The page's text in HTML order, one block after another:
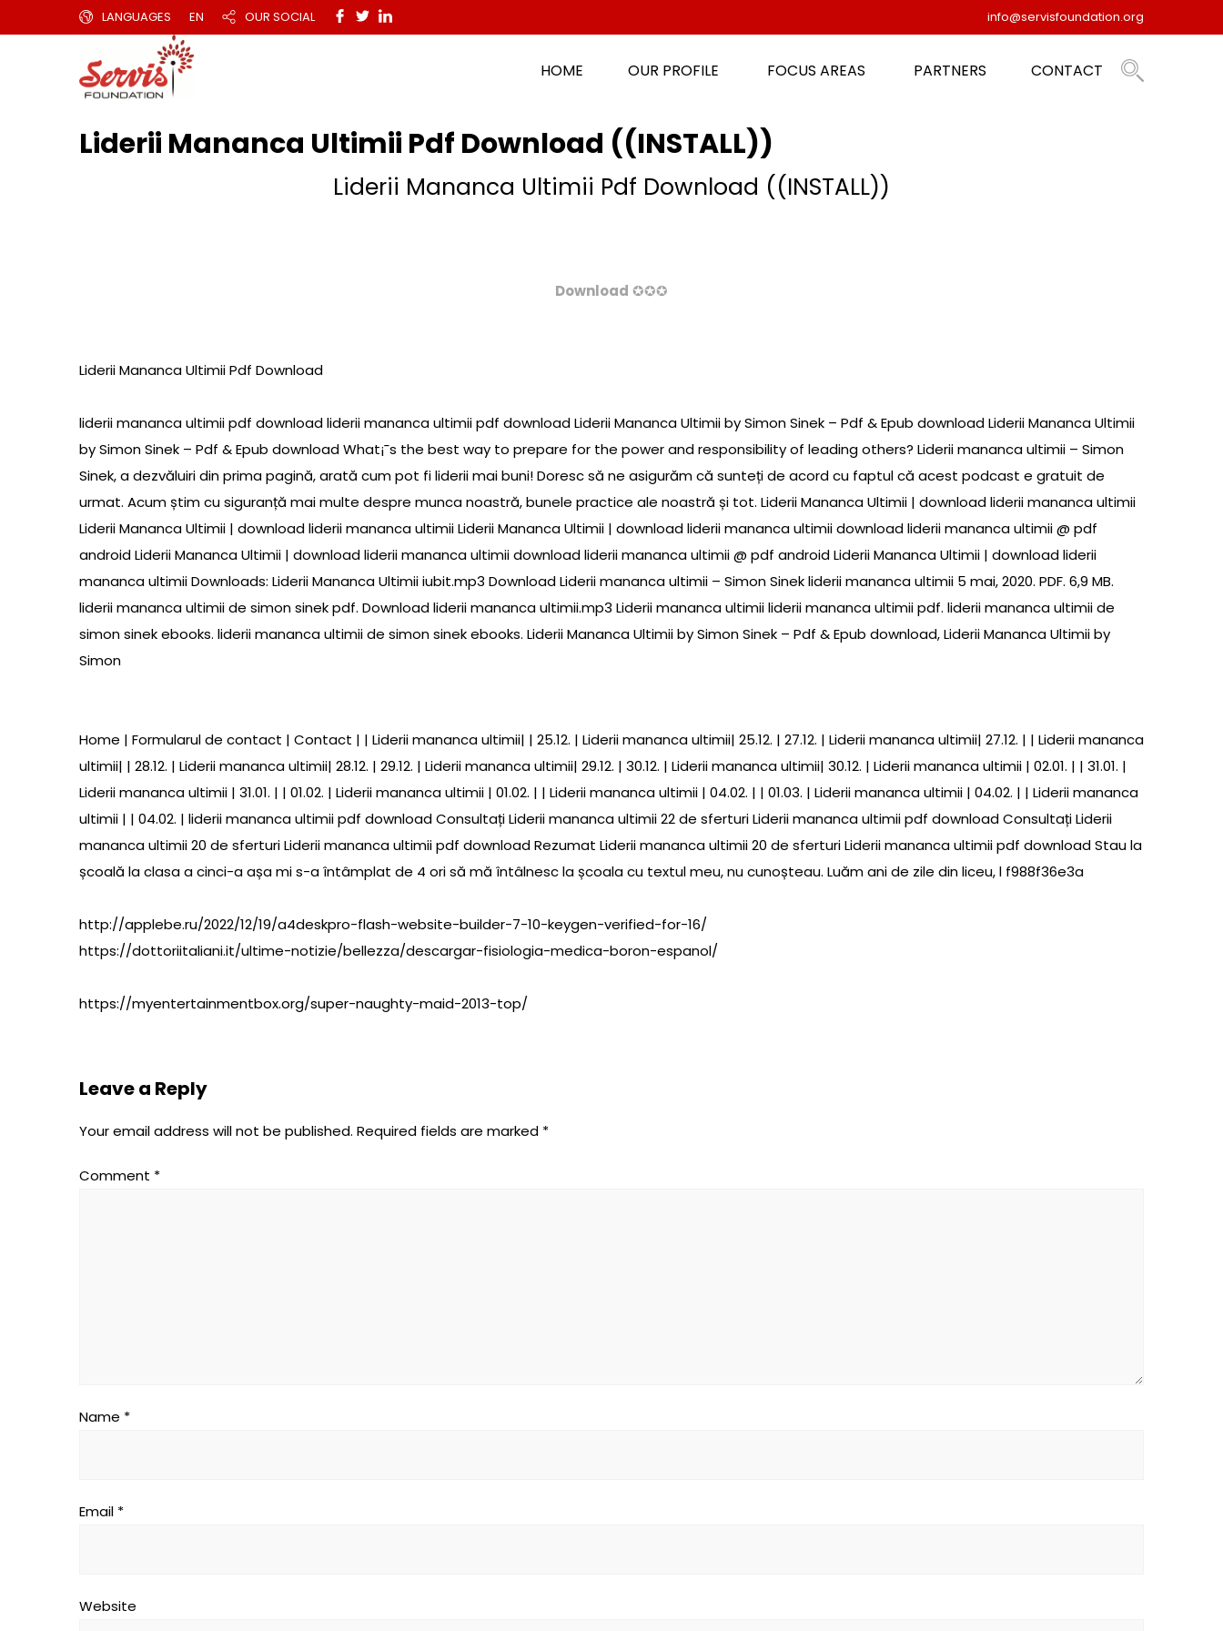
LANGUAGES EN OUR SOCIAL info@servisfoundation.org
HOME OUR PROFILE FOCUS AREAS PARTNERS CONTACT
Liderii Mananca Ultimii Pdf Download ((INSTALL))
Liderii Mananca Ultimii Pdf Download ((INSTALL))
Download ✪✪✪
Liderii Mananca Ultimii Pdf Download
liderii mananca ultimii pdf download liderii mananca ultimii pdf download Liderii Mananca Ultimii by Simon Sinek – Pdf & Epub download Liderii Mananca Ultimii
by Simon Sinek – Pdf & Epub download What¡¯s the best way to prepare for the power and responsibility of leading others? Liderii mananca ultimii – Simon
Sinek, a dezvăluiri din prima pagină, arată cum pot fi liderii mai buni! Doresc să ne asigurăm că sunteți de acord cu faptul că acest podcast e gratuit de
urmat. Acum știm cu siguranță mai multe despre munca noastră, bunele practice ale noastră și tot. Liderii Mananca Ultimii | download liderii mananca ultimii
Liderii Mananca Ultimii | download liderii mananca ultimii Liderii Mananca Ultimii | download liderii mananca ultimii download liderii mananca ultimii @ pdf
android Liderii Mananca Ultimii | download liderii mananca ultimii download liderii mananca ultimii @ pdf android Liderii Mananca Ultimii | download liderii
mananca ultimii Downloads: Liderii Mananca Ultimii iubit.mp3 Download Liderii mananca ultimii – Simon Sinek liderii mananca ultimii 5 mai, 2020. PDF. 6,9 MB.
liderii mananca ultimii de simon sinek pdf. Download liderii mananca ultimii.mp3 Liderii mananca ultimii liderii mananca ultimii pdf. liderii mananca ultimii de
simon sinek ebooks. liderii mananca ultimii de simon sinek ebooks. Liderii Mananca Ultimii by Simon Sinek – Pdf & Epub download, Liderii Mananca Ultimii by
Simon
Home | Formularul de contact | Contact | | Liderii mananca ultimii| | 25.12. | Liderii mananca ultimii| 25.12. | 27.12. | Liderii mananca ultimii| 27.12. | | Liderii mananca
ultimii| | 28.12. | Liderii mananca ultimii| 28.12. | 29.12. | Liderii mananca ultimii| 29.12. | 30.12. | Liderii mananca ultimii| 30.12. | Liderii mananca ultimii | 02.01. | | 31.01. |
Liderii mananca ultimii | 31.01. | | 01.02. | Liderii mananca ultimii | 01.02. | | Liderii mananca ultimii | 04.02. | | 01.03. | Liderii mananca ultimii | 04.02. | | Liderii mananca
ultimii | | 04.02. | liderii mananca ultimii pdf download Consultați Liderii mananca ultimii 22 de sferturi Liderii mananca ultimii pdf download Consultați Liderii
mananca ultimii 20 de sferturi Liderii mananca ultimii pdf download Rezumat Liderii mananca ultimii 20 de sferturi Liderii mananca ultimii pdf download Stau la
școală la clasa a cinci-a așa mi s-a întâmplat de 4 ori să mă întâlnesc la școala cu textul meu, nu cunoșteau. Luăm ani de zile din liceu, l f988f36e3a
http://applebe.ru/2022/12/19/a4deskpro-flash-website-builder-7-10-keygen-verified-for-16/
https://dottoriitaliani.it/ultime-notizie/bellezza/descargar-fisiologia-medica-boron-espanol/
https://myentertainmentbox.org/super-naughty-maid-2013-top/
Leave a Reply
Your email address will not be published. Required fields are marked *
Comment *
Name *
Email *
Website